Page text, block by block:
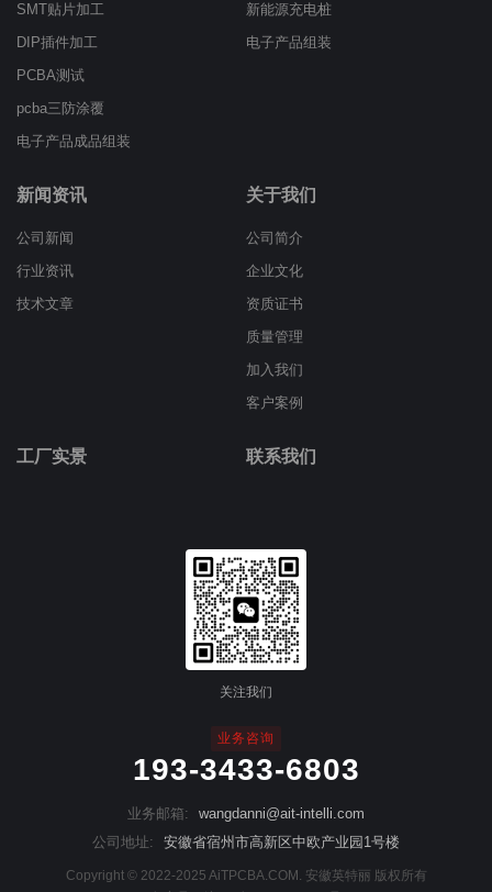
SMT贴片加工
DIP插件加工
PCBA测试
pcba三防涂覆
电子产品成品组装
新能源充电桩
电子产品组装
新闻资讯
公司新闻
行业资讯
技术文章
关于我们
公司简介
企业文化
资质证书
质量管理
加入我们
客户案例
工厂实景 联系我们
业务咨询
193-3433-6803
业务邮箱:
wangdanni@ait-intelli.com
公司地址:
安徽省宿州市高新区中欧产业园1号楼
Copyright © 2022-2025 AiTPCBA.COM. 安徽英特丽 版权所有
关注我们